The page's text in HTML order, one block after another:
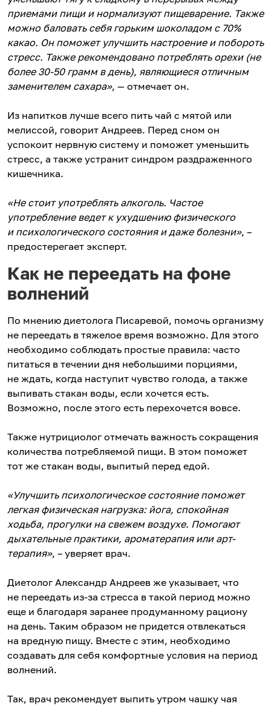
приемами пищи и нормализуют пищеварение. Также
можно баловать себя горьким шоколадом с 70%
какао. Он поможет улучшить настроение и побороть
стресс. Также рекомендовано потреблять орехи (не
более 30-50 грамм в день), являющиеся отличным
заменителем сахара», — отмечает он.
Из напитков лучше всего пить чай с мятой или
мелиссой, говорит Андреев. Перед сном он
успокоит нервную систему и поможет уменьшить
стресс, а также устранит синдром раздраженного
кишечника.
«Не стоит употреблять алкоголь. Частое
употребление ведет к ухудшению физического
и психологического состояния и даже болезни», –
предостерегает эксперт.
Как не переедать на фоне
волнений
По мнению диетолога Писаревой, помочь организму
не переедать в тяжелое время возможно. Для этого
необходимо соблюдать простые правила: часто
питаться в течении дня небольшими порциями,
не ждать, когда наступит чувство голода, а также
выпивать стакан воды, если хочется есть.
Возможно, после этого есть перехочется вовсе.
Также нутрициолог отмечать важность сокращения
количества потребляемой пищи. В этом поможет
тот же стакан воды, выпитый перед едой.
«Улучшить психологическое состояние поможет
легкая физическая нагрузка: йога, спокойная
ходьба, прогулки на свежем воздухе. Помогают
дыхательные практики, ароматерапия или арт-
терапия», – уверяет врач.
Диетолог Александр Андреев же указывает, что
не переедать из-за стресса в такой период можно
еще и благодаря заранее продуманному рациону
на день. Таким образом не придется отвлекаться
на вредную пищу. Вместе с этим, необходимо
создавать для себя комфортные условия на период
волнений.
Так, врач рекомендует выпить утром чашку чая